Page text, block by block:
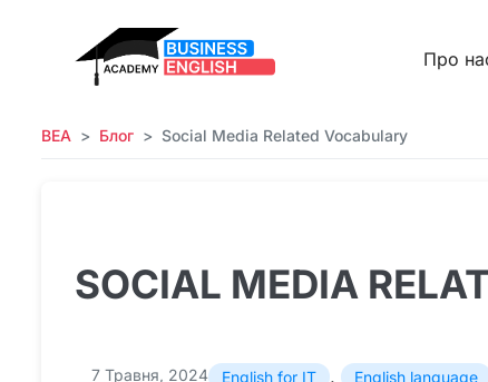
Про
BEA Блог Social Media Related Vocabulary
SOCIAL MEDIA
7 Травня, 2024 English for IT , English language